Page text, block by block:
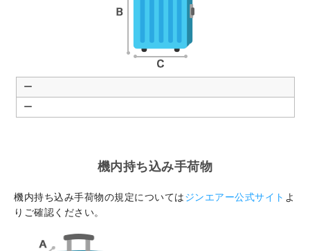
ー
ー
機内持ち込み手荷物
機内持ち込み手荷物の規定についてはジンエアー公式サイト よ
りご確認ください。